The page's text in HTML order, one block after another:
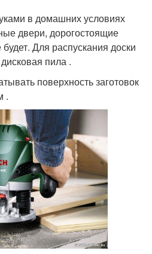
в домашних условиях
двери, дорогостоящие
будет. Для распускания доски
пила .
поверхность заготовок
.